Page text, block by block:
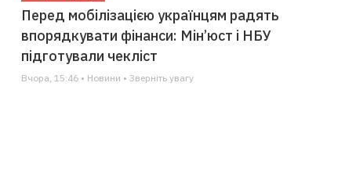
Перед мобілізацією українцям радять
впорядкувати фінанси: Мін’юст і НБУ
підготували чекліст
Вчора, 15:46 • Новини • Зверніть увагу